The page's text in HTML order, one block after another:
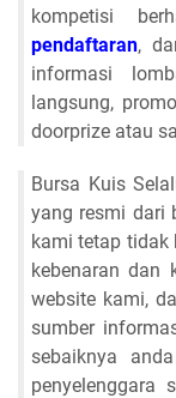
kompetisi
pendaftaran,
informasi
langsung,
doorprize atau
Bursa Kuis
yang resmi dari
kami tetap tidak
kebenaran dan
website kami,
sumber
sebaiknya
penyelenggara